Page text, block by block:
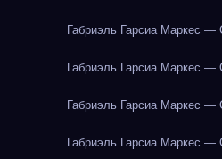
Габриэль Гарсиа Маркес —
Габриэль Гарсиа Маркес —
Габриэль Гарсиа Маркес —
Габриэль Гарсиа Маркес —